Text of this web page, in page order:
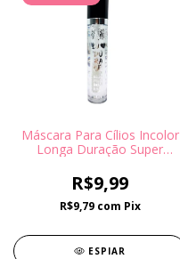
Máscara Para Cílios Incolor
Longa Duração Super
R$9,99
R$9,79 com Pix
ESPIAR